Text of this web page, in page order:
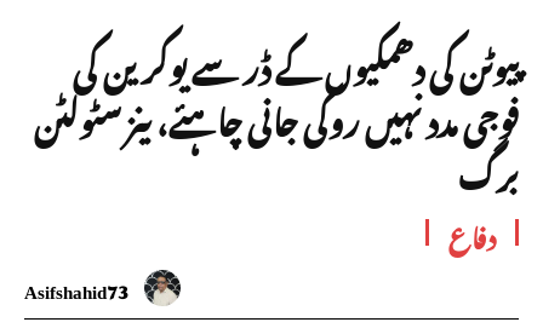
پیوٹن کی دھمکیوں کے ڈر سے یوکرین کی
فوجی مدد نہیں روکی جانی چاہئے، ینز سٹولٹن
برگ
دفاع
Asifshahid73